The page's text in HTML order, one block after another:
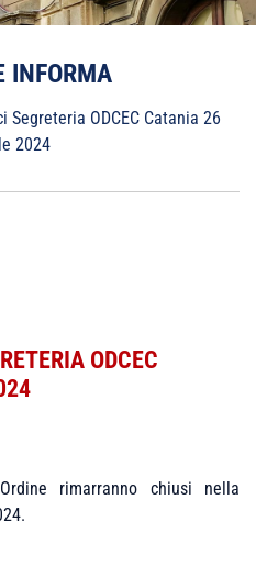
INFORMA
Segreteria ODCEC Catania 26
2024
ODCEC
rimarranno chiusi nella